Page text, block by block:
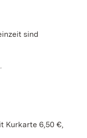
sind
Kurkarte 6,50 €,